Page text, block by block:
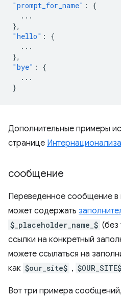
"prompt_for_name" :
{
...
},
"hello" :
{
...
},
"bye" :
{
...
}
Дополнительные примеры
странице
сообщение
Переведенное сообщение в
может содержать
$_placeholder_name_$ (без
ссылки на конкретный
можете ссылаться на
как $our_site$ , $OUR_SITE$
Вот три примера